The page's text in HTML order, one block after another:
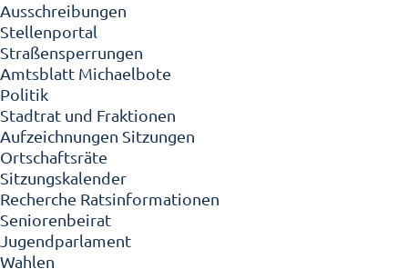
Ausschreibungen
Stellenportal
Straßensperrungen
Amtsblatt Michaelbote
Politik
Stadtrat und Fraktionen
Aufzeichnungen Sitzungen
Ortschaftsräte
Sitzungskalender
Recherche Ratsinformationen
Seniorenbeirat
Jugendparlament
Wahlen